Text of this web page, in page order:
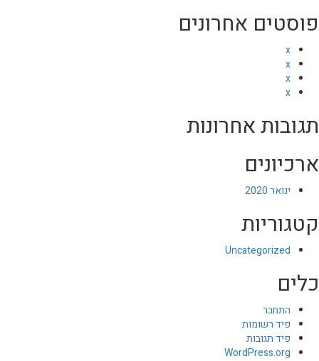
פוסטים אחרונים
x
x
x
x
תגובות אחרונות
ארכיונים
ינואר 2020
קטגוריות
Uncategorized
כלים
התחבר
פיד רשומות
פיד תגובות
WordPress.org